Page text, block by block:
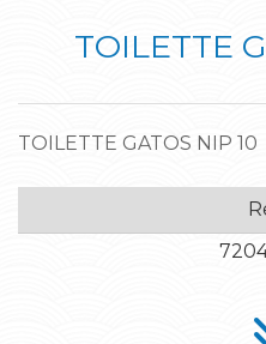
TOILETTE
TOILETTE GATOS NIP 10